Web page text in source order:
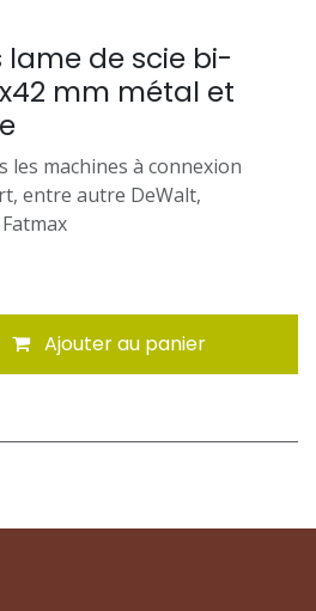
lame de scie bi-
mm métal et
les machines à connexion
entre autre DeWalt,
Ajouter au panier